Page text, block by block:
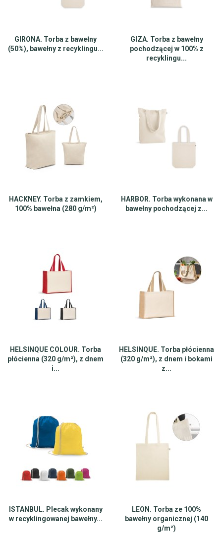
GIRONA. Torba z bawełny
(50%), bawełny z recyklingu...
GIZA. Torba z bawełny
pochodzącej w 100% z
recyklingu...
HACKNEY. Torba z zamkiem,
100% bawełna (280 g/m²)
HARBOR. Torba wykonana w
bawełny pochodzącej z...
HELSINQUE COLOUR. Torba
płócienna (320 g/m²), z dnem
i...
HELSINQUE. Torba płócienna
(320 g/m²), z dnem i bokami
z...
ISTANBUL. Plecak wykonany
w recyklingowanej bawełny...
LEON. Torba ze 100%
bawełny organicznej (140
g/m²)